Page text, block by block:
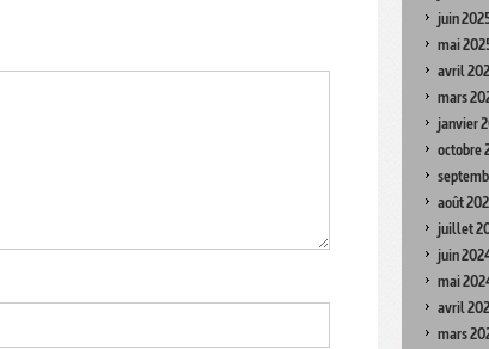
juin
mai
avril
mars
janvier
octobre
août
juillet
juin
mai
avril
mars